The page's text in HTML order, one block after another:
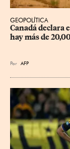
GEOPOLÍTICA
Canadá declara
hay más de
Por AFP